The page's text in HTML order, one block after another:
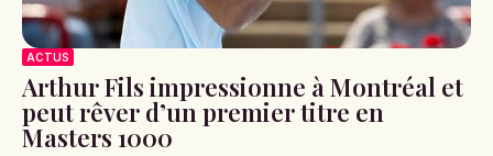
ACTUS
Arthur Fils impressionne à Montréal et
peut rêver d’un premier titre en
Masters 1000